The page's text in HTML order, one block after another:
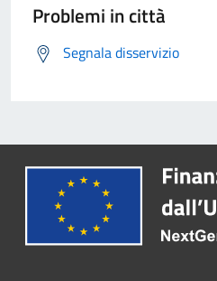
Problemi in città
Segnala disservizio